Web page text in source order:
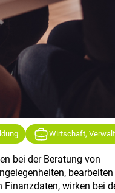
Wirtschaft,
bei der Beratung von
bearbeiten
Finanzdaten, wirken bei